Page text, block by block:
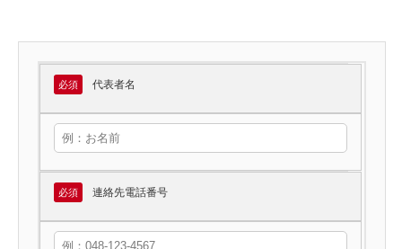
必須 代表者名
必須 連絡先電話番号